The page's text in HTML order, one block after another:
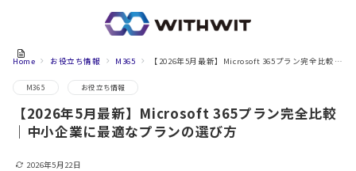
Home お役立ち情報 M365 【2026年5月最新】Microsoft 365プラン完全比較｜中小企業に最適なプランの選び方
M365 お役立ち情報
【2026年5月最新】Microsoft 365プラン完全比較
｜中小企業に最適なプランの選び方
2026年5月22日